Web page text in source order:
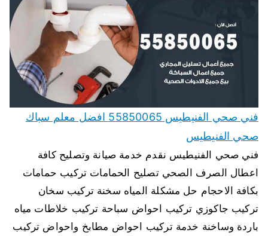
فني صحي الفنيطيس 55850065 افضل معلم سباك
صحي الفنيطيس
فني صحي الفنيطيس نقدم خدمة صيانة وتصليح كافة
اعطال الصرف الصحي تصليح الحمامات تركيب حمامات
بكافة الاحجام حل مشكلة المياه سخنة تركيب سخان
تركيب جاكوزي تركيب احواض سباحة تركيب خلاطات مياه
باردة وساخنة خدمة تركيب احواض مطابخ واحواض تركيب